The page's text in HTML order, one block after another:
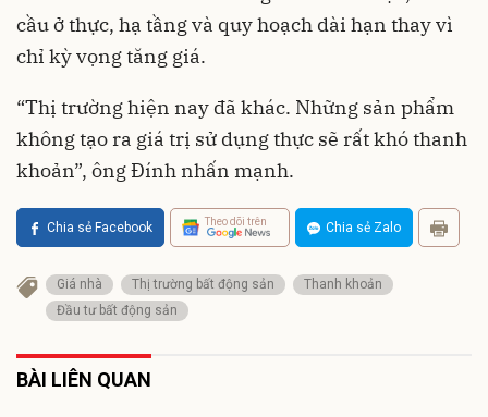
cầu ở thực, hạ tầng và quy hoạch dài hạn thay vì
chỉ kỳ vọng tăng giá.
“Thị trường hiện nay đã khác. Những sản phẩm
không tạo ra giá trị sử dụng thực sẽ rất khó thanh
khoản”, ông Đính nhấn mạnh.
Chia sẻ Facebook Theo dõi trên Chia sẻ Zalo
Giá nhà Thị trường bất động sản
Thanh khoản
Đầu tư bất động sản
BÀI LIÊN QUAN